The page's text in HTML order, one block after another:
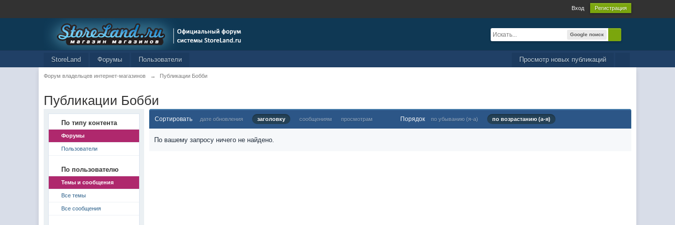
Вход Регистрация
Google поиск
Просмотр новых публикаций
StoreLand Форумы Пользователи
Форум владельцев интернет-магазинов → Публикации Бобби
Публикации Бобби
По типу контента
Форумы
Пользователи
По пользователю
Темы и сообщения
Все темы
Все сообщения
Сортировать дате обновления заголовку сообщениям просмотрам Порядок по убыванию (я-а) по возрастанию (а-я)
По вашему запросу ничего не найдено.